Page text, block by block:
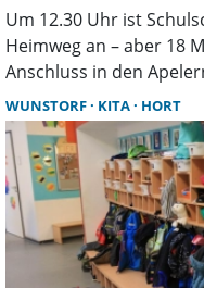
Um 12.30 Uhr ist
Heimweg an – aber 18
Anschluss in den
den Sommerferien
Bereich Bildung und
Halt. „Allerdings ist für
zentraler Faktor bei der
Kinder nach der
Arbeitszeit reduziert,
werden. Ängste und
verborgen bleiben“,
WUNSTORF KITA HORT